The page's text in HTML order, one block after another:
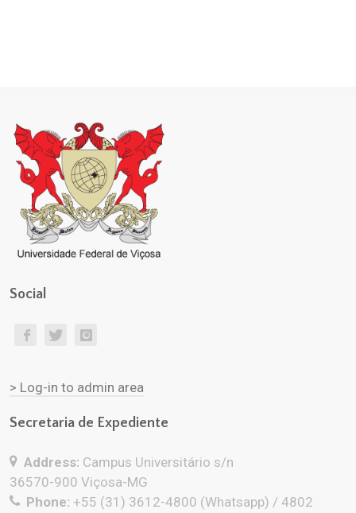
Social
> Log-in to admin area
Secretaria de Expediente
Address: Campus Universitário s/n
36570-900 Viçosa-MG
Phone: +55 (31) 3612-4800 (Whatsapp) / 4802